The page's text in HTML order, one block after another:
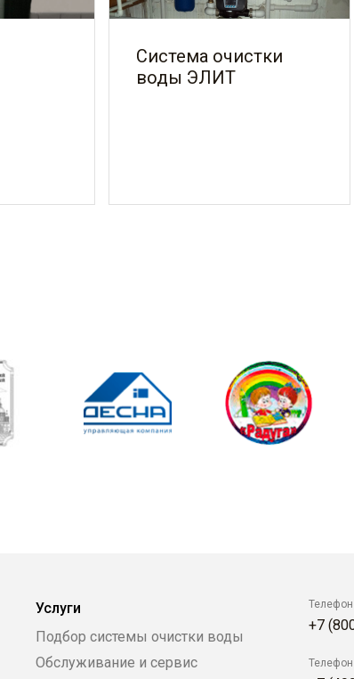
Система очистки
воды ЭЛИТ
Услуги
Подбор системы очистки воды
Обслуживание и сервис
+7
Телефон